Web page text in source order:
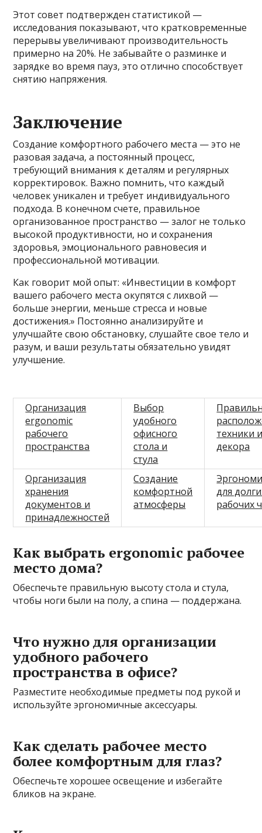
Этот совет подтвержден статистикой —
исследования показывают, что кратковременные
перерывы увеличивают производительность
примерно на 20%. Не забывайте о разминке и
зарядке во время пауз, это отлично способствует
снятию напряжения.
Заключение
Создание комфортного рабочего места — это не
разовая задача, а постоянный процесс,
требующий внимания к деталям и регулярных
корректировок. Важно помнить, что каждый
человек уникален и требует индивидуального
подхода. В конечном счете, правильное
организованное пространство — залог не только
высокой продуктивности, но и сохранения
здоровья, эмоционального равновесия и
профессиональной мотивации.
Как говорит мой опыт: «Инвестиции в комфорт
вашего рабочего места окупятся с лихвой —
больше энергии, меньше стресса и новые
достижения.» Постоянно анализируйте и
улучшайте свою обстановку, слушайте свое тело и
разум, и ваши результаты обязательно увидят
улучшение.
Организация
ergonomic
рабочего
пространства
Выбор
удобного
офисного
стола и
стула
техники
декора
Организация
хранения
документов и
принадлежностей
Создание
комфортной
атмосферы
для
рабочих
Как выбрать ergonomic рабочее
место дома?
Обеспечьте правильную высоту стола и стула,
чтобы ноги были на полу, а спина — поддержана.
Что нужно для организации
удобного рабочего
пространства в офисе?
Разместите необходимые предметы под рукой и
используйте эргономичные аксессуары.
Как сделать рабочее место
более комфортным для глаз?
Обеспечьте хорошее освещение и избегайте
бликов на экране.